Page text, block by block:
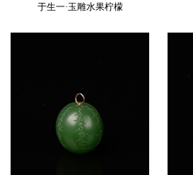
于生一·玉雕水果柠檬